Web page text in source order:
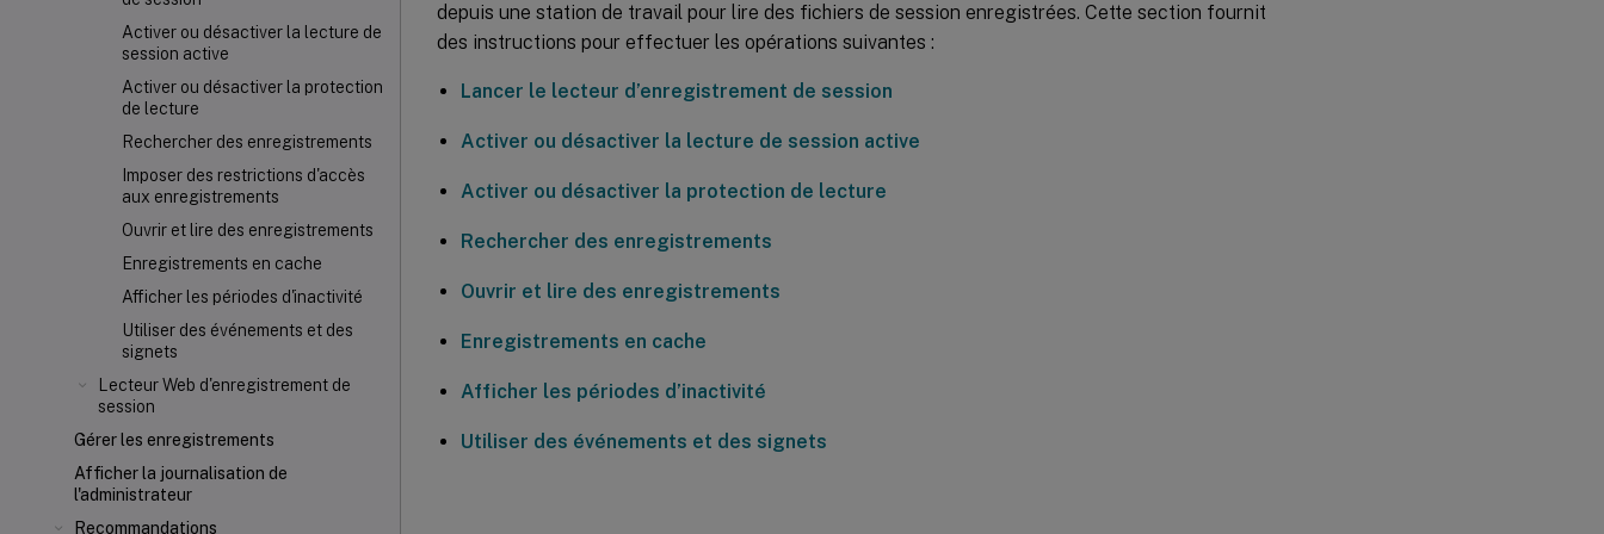
Activer ou désactiver la lecture de
session active
Activer ou désactiver la protection
de lecture
Rechercher des enregistrements
Imposer des restrictions d'accès
aux enregistrements
Ouvrir et lire des enregistrements
Enregistrements en cache
Afficher les périodes d'inactivité
Utiliser des événements et des
signets
Lecteur Web d'enregistrement de
session
Gérer les enregistrements
Afficher la journalisation de
l'administrateur
Recommandations
depuis une station de travail pour lire des fichiers de session enregistrées. Cette section fournit
des instructions pour effectuer les opérations suivantes :
Lancer le lecteur d’enregistrement de session
Activer ou désactiver la lecture de session active
Activer ou désactiver la protection de lecture
Rechercher des enregistrements
Ouvrir et lire des enregistrements
Enregistrements en cache
Afficher les périodes d’inactivité
Utiliser des événements et des signets